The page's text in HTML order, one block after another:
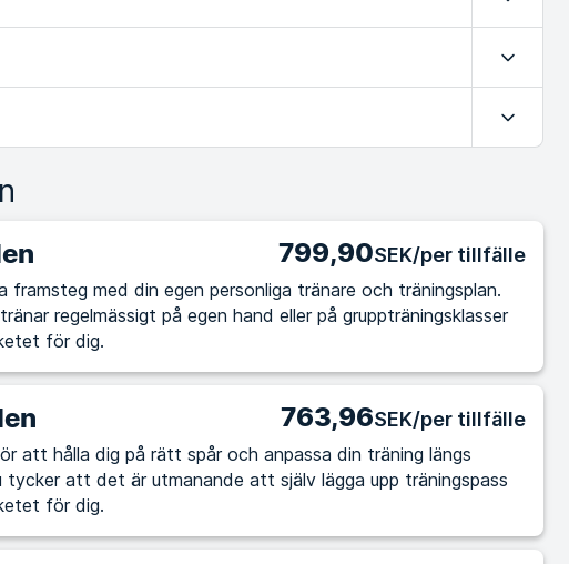
Expandera
Expandera
Expandera
799,90SEK/per tillfälle
framsteg med din egen personliga tränare och träningsplan.
regelmässigt på egen hand eller på gruppträningsklasser
för dig.
763,96SEK/per tillfälle
att hålla dig på rätt spår och anpassa din träning längs
för dig.